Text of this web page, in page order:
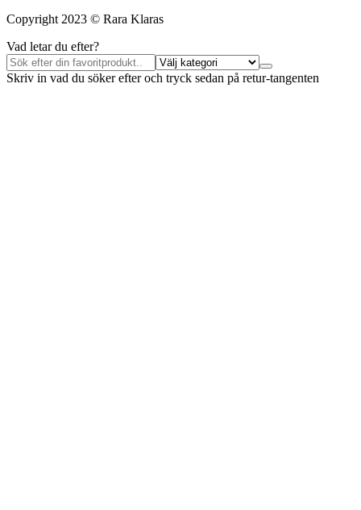
Copyright 2023 © Rara Klaras
Vad letar du efter?
Skriv in vad du söker efter och tryck sedan på retur-tangenten